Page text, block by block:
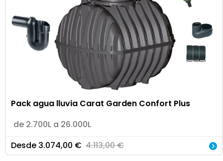
Pack agua lluvia Carat Garden Confort Plus
de 2.700L a 26.000L
Desde 3.074,00 € 4.113,00€